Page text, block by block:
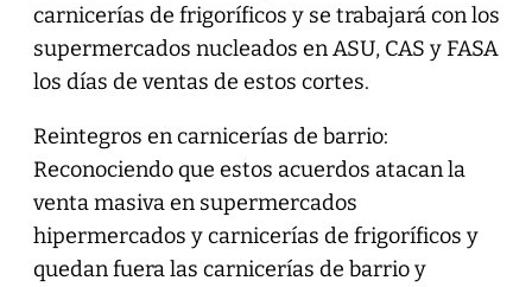
carnicerías de frigoríficos y se trabajará con los
supermercados nucleados en ASU, CAS y FASA
los días de ventas de estos cortes.
Reintegros en carnicerías de barrio:
Reconociendo que estos acuerdos atacan la
venta masiva en supermercados
hipermercados y carnicerías de frigoríficos y
quedan fuera las carnicerías de barrio y